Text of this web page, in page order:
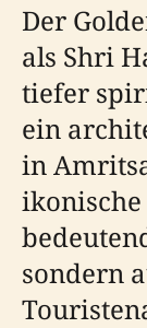
Der
als Shri
tiefer
ein
in
sondern